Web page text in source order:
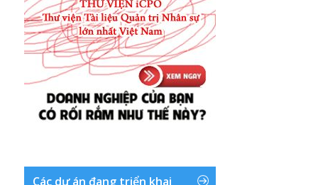
Các dự án đang triển khai